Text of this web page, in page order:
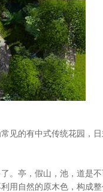
的有中式传统花园，日
亭，假山，池，道是不
用自然的原木色，构成